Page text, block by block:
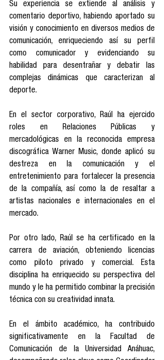
Su experiencia se extiende al análisis y
comentario deportivo, habiendo aportado su
visión y conocimiento en diversos medios de
comunicación, enriqueciendo así su perfil
como comunicador y evidenciando su
habilidad para desentrañar y debatir las
complejas dinámicas que caracterizan al
deporte.
En el sector corporativo, Raúl ha ejercido
roles en Relaciones Públicas y
mercadológicas en la reconocida empresa
discográfica Warner Music, donde aplicó su
destreza en la comunicación y el
entretenimiento para fortalecer la presencia
de la compañía, así como la de resaltar a
artistas nacionales e internacionales en el
mercado.
Por otro lado, Raúl se ha certificado en la
carrera de aviación, obteniendo licencias
como piloto privado y comercial. Esta
disciplina ha enriquecido su perspectiva del
mundo y le ha permitido combinar la precisión
técnica con su creatividad innata.
En el ámbito académico, ha contribuido
significativamente en la Facultad de
Comunicación de la Universidad Anáhuac,